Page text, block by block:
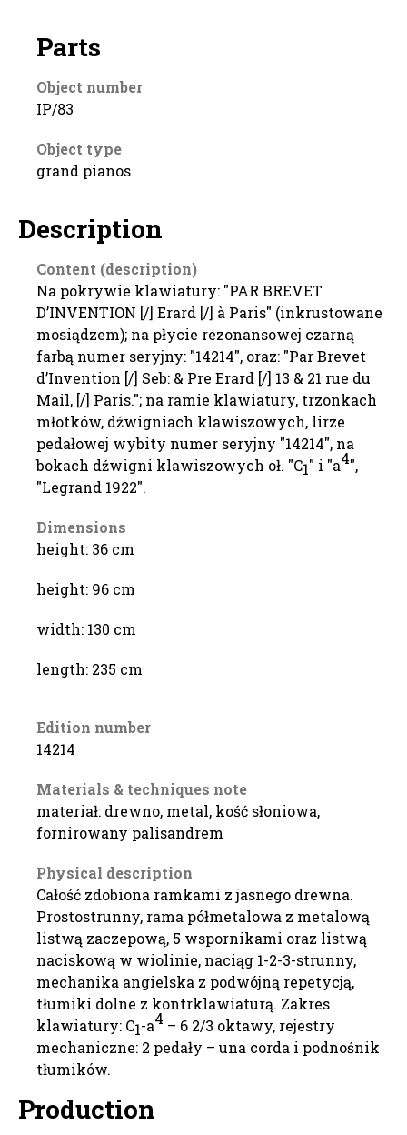
Parts
Object number
IP/83
Object type
grand pianos
Description
Content (description)
Na pokrywie klawiatury: "PAR BREVET
D’INVENTION [/] Erard [/] à Paris" (inkrustowane
mosiądzem); na płycie rezonansowej czarną
farbą numer seryjny: "14214", oraz: "Par Brevet
d’Invention [/] Seb: & Pre Erard [/] 13 & 21 rue du
Mail, [/] Paris."; na ramie klawiatury, trzonkach
młotków, dźwigniach klawiszowych, lirze
pedałowej wybity numer seryjny "14214", na
bokach dźwigni klawiszowych oł. "C1" i "a4",
"Legrand 1922".
Dimensions
height: 36 cm
height: 96 cm
width: 130 cm
length: 235 cm
Edition number
14214
Materials & techniques note
materiał: drewno, metal, kość słoniowa,
fornirowany palisandrem
Physical description
Całość zdobiona ramkami z jasnego drewna.
Prostostrunny, rama półmetalowa z metalową
listwą zaczepową, 5 wspornikami oraz listwą
naciskową w wiolinie, naciąg 1-2-3-strunny,
mechanika angielska z podwójną repetycją,
tłumiki dolne z kontrklawiaturą. Zakres
klawiatury: C1-a4 – 6 2/3 oktawy, rejestry
mechaniczne: 2 pedały – una corda i podnośnik
tłumików.
Production